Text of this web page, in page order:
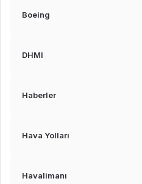
Boeing
DHMI
Haberler
Hava Yolları
Havalimanı